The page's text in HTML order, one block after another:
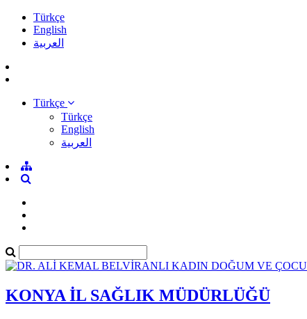
Türkçe
English
العربية
Türkçe
Türkçe
English
العربية
KONYA İL SAĞLIK MÜDÜRLÜĞÜ